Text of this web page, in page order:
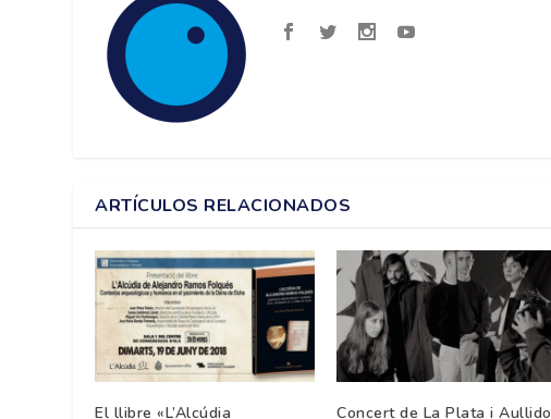
ARTÍCULOS RELACIONADOS
El llibre «L’Alcúdia
Concert de La Plata i Aullido